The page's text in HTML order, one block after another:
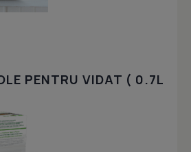
PENTRU VIDAT ( 0.7L